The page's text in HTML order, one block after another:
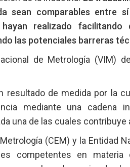
sean comparables entre
realizado facilitando
las potenciales barreras
de Metrología (VIM)
resultado de medida por la
mediante una cadena
una de las cuales contribuye
(CEM) y la Entidad
competentes en